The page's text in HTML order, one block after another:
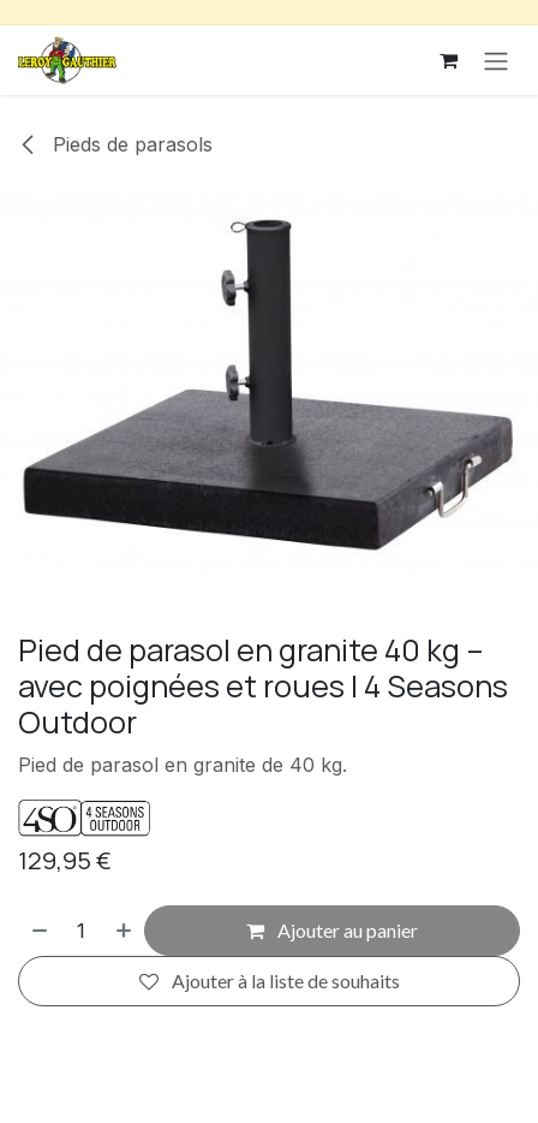
Se rendre au contenu
Pieds de parasols
Pied de parasol en granite 40 kg –
avec poignées et roues | 4 Seasons
Outdoor
Pied de parasol en granite de 40 kg.
129,95€
Ajouter au panier
Ajouter à la liste de souhaits